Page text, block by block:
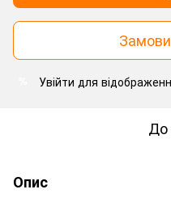
Увійти для
До
Опис